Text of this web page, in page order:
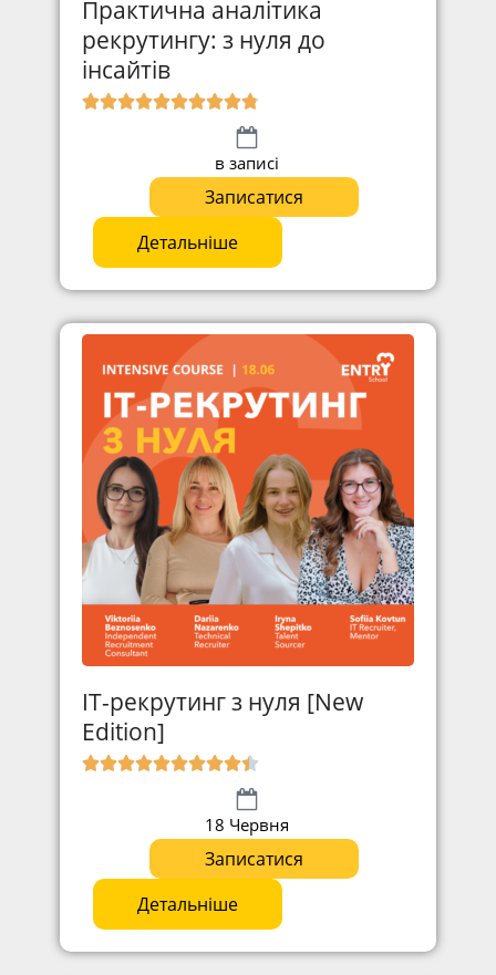
Практична аналітика
рекрутингу: з нуля до
інсайтів
в записі
Записатися
Детальніше
IT-рекрутинг з нуля [New
Edition]
18 Червня
Записатися
Детальніше